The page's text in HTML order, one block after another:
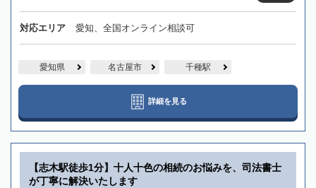
対応エリア 愛知、全国オンライン相談可
愛知県 名古屋市 千種駅
詳細を見る
【志木駅徒歩1分】十人十色の相続のお悩みを、司法書士
が丁寧に解決いたします